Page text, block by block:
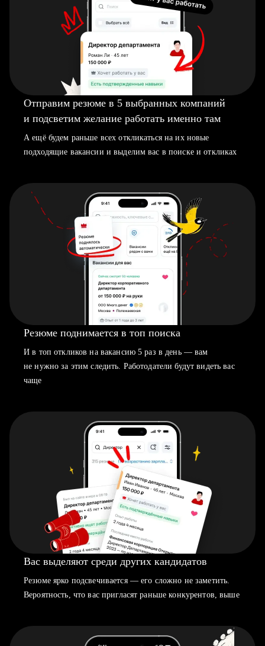
Отправим резюме в 5 выбранных компаний
и подсветим желание работать именно там
А ещё будем раньше всех откликаться на их новые
подходящие вакансии и выделим вас в поиске и откликах
Резюме поднимается в топ поиска
И в топ откликов на вакансию 5 раз в день — вам
не нужно за этим следить. Работодатели будут видеть вас
чаще
Вас выделяют среди других кандидатов
Резюме ярко подсвечивается — его сложно не заметить.
Вероятность, что вас пригласят раньше конкурентов, выше